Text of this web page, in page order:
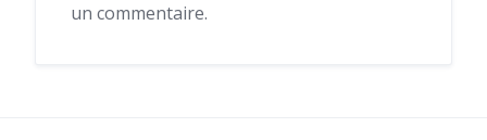
un commentaire.